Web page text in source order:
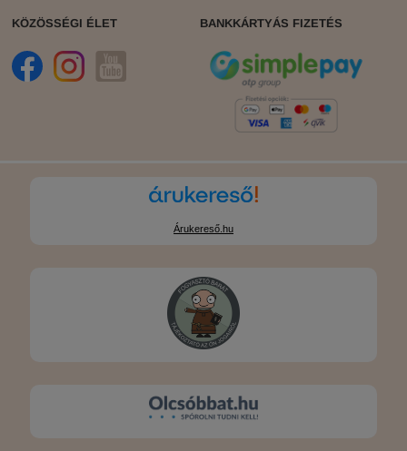
KÖZÖSSÉGI ÉLET BANKKÁRTYÁS FIZETÉS
Árukereső.hu